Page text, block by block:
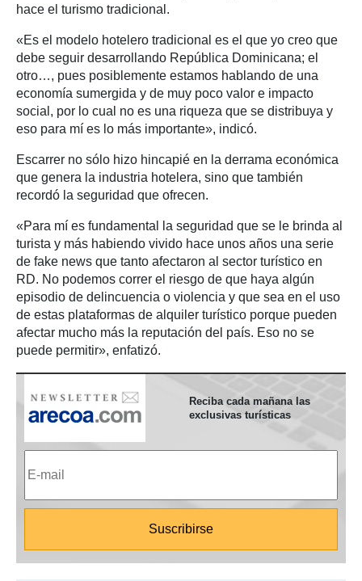
hace el turismo tradicional.
«Es el modelo hotelero tradicional es el que yo creo que
debe seguir desarrollando República Dominicana; el
otro…, pues posiblemente estamos hablando de una
economía sumergida y de muy poco valor e impacto
social, por lo cual no es una riqueza que se distribuya y
eso para mí es lo más importante», indicó.
Escarrer no sólo hizo hincapié en la derrama económica
que genera la industria hotelera, sino que también
recordó la seguridad que ofrecen.
«Para mí es fundamental la seguridad que se le brinda al
turista y más habiendo vivido hace unos años una serie
de fake news que tanto afectaron al sector turístico en
RD. No podemos correr el riesgo de que haya algún
episodio de delincuencia o violencia y que sea en el uso
de estas plataformas de alquiler turístico porque pueden
afectar mucho más la reputación del país. Eso no se
puede permitir», enfatizó.
Reciba cada mañana las
exclusivas turísticas